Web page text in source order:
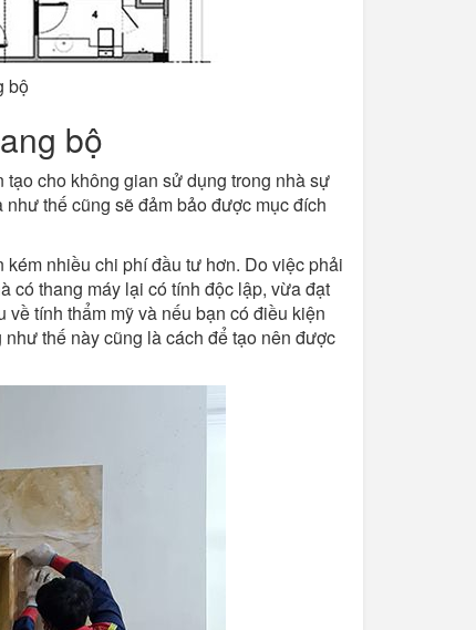
bộ
bộ
cho không gian sử dụng trong nhà sự
thế cũng sẽ đảm bảo được mục đích
nhiều chi phí đầu tư hơn. Do việc phải
có thang máy lại có tính độc lập, vừa đạt
tính thẩm mỹ và nếu bạn có điều kiện
thế này cũng là cách để tạo nên được